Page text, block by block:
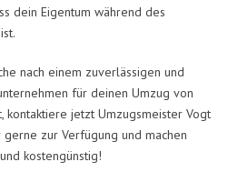
dein Eigentum während des
nach einem zuverlässigen und
für deinen Umzug von
kontaktiere jetzt Umzugsmeister Vogt
zur Verfügung und machen
kostengünstig!